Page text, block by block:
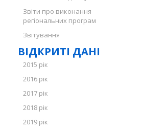
Звіти про виконання
регіональних програм
Звітування
ВІДКРИТІ ДАНІ
2015 рік
2016 рік
2017 рік
2018 рік
2019 рік